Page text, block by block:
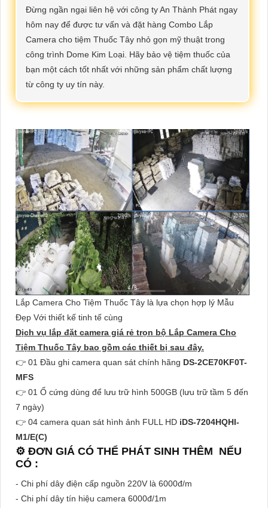
Đừng ngần ngại liên hệ với công ty An Thành Phát ngay
hôm nay để được tư vấn và đặt hàng Combo Lắp
Camera cho tiệm Thuốc Tây nhỏ gọn mỹ thuật trong
công trình Dome Kim Loại. Hãy bảo vệ tiệm thuốc của
bạn một cách tốt nhất với những sản phẩm chất lượng
từ công ty uy tín này.
Lắp Camera Cho Tiệm Thuốc Tây là lựa chọn hợp lý Mẫu
Đẹp Với thiết kế tinh tế cùng
Dịch vụ lắp đặt camera giá rẻ trọn bộ Lắp Camera Cho
Tiệm Thuốc Tây bao gồm các thiết bị sau đây.
👉 01 Đầu ghi camera quan sát chính hãng DS-2CE70KF0T-
MFS
👉 01 Ổ cứng dùng để lưu trữ hình 500GB (lưu trữ tầm 5 đến
7 ngày)
👉 04 camera quan sát hình ảnh FULL HD iDS-7204HQHI-
M1/E(C)
⚙ ĐƠN GIÁ CÓ THỂ PHÁT SINH THÊM NẾU
CÓ :
- Chi phí dây điện cấp nguồn 220V là 6000đ/m
- Chi phí dây tín hiệu camera 6000đ/1m